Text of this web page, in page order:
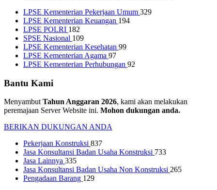
LPSE Kementerian Pekerjaan Umum 329
LPSE Kementerian Keuangan 194
LPSE POLRI 182
SPSE Nasional 109
LPSE Kementerian Kesehatan 99
LPSE Kementerian Agama 97
LPSE Kementerian Perhubungan 92
Bantu Kami
Menyambut Tahun Anggaran 2026, kami akan melakukan
peremajaan Server Website ini. Mohon dukungan anda.
BERIKAN DUKUNGAN ANDA
Pekerjaan Konstruksi 837
Jasa Konsultansi Badan Usaha Konstruksi 733
Jasa Lainnya 335
Jasa Konsultansi Badan Usaha Non Konstruksi 265
Pengadaan Barang 129